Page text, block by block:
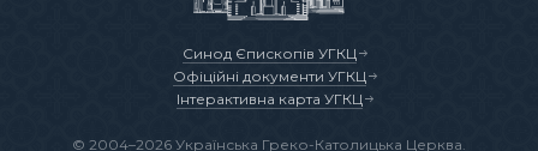
Синод Єпископів УГКЦ
Офіційні документи УГКЦ
Інтерактивна карта УГКЦ
© 2004–2026 Українська Греко-Католицька Церква.